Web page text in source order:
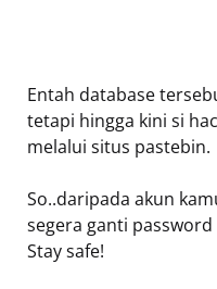
Entah database
tetapi hingga kini si
melalui situs pastebin.
So..daripada akun
segera ganti password
Stay safe!